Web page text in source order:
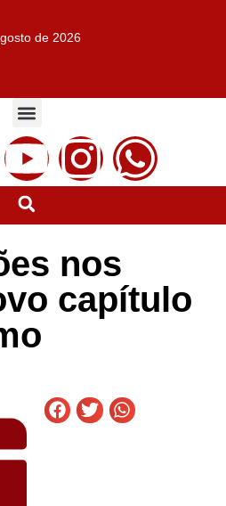
de 2026
nos
capítulo